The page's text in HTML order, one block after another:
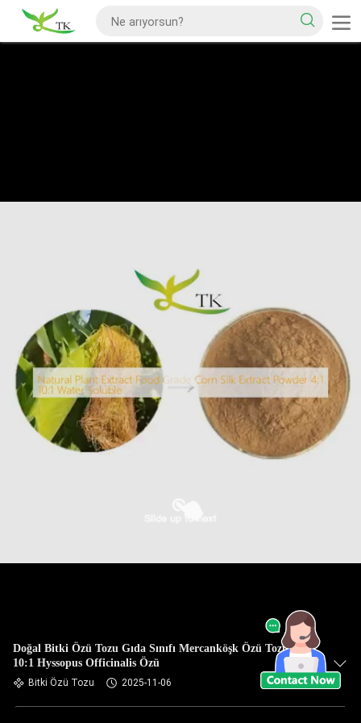
Doğal Bitki Özü Tozu Gıda Sınıfı Mercanköşk Özü Tozu 4:1
10:1 Hyssopus Officinalis Özü
Bitki Özü Tozu 2025-11-06